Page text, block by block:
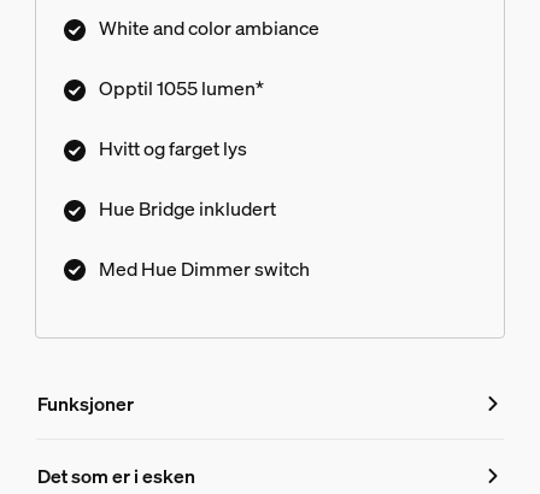
White and color ambiance
Opptil 1055 lumen*
Hvitt og farget lys
Hue Bridge inkludert
Med Hue Dimmer switch
Funksjoner
Funksjoner
Det som er i esken